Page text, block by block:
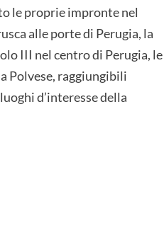
le proprie impronte nel
alle porte di Perugia, la
III nel centro di Perugia, le
Polvese, raggiungibili
d’interesse della